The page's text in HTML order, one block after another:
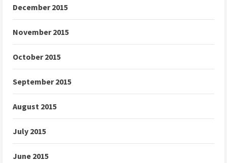
December 2015
November 2015
October 2015
September 2015
August 2015
July 2015
June 2015